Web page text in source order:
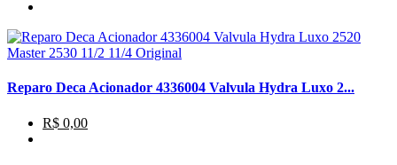
Reparo Deca Acionador 4336004 Valvula Hydra Luxo 2...
R$ 0,00